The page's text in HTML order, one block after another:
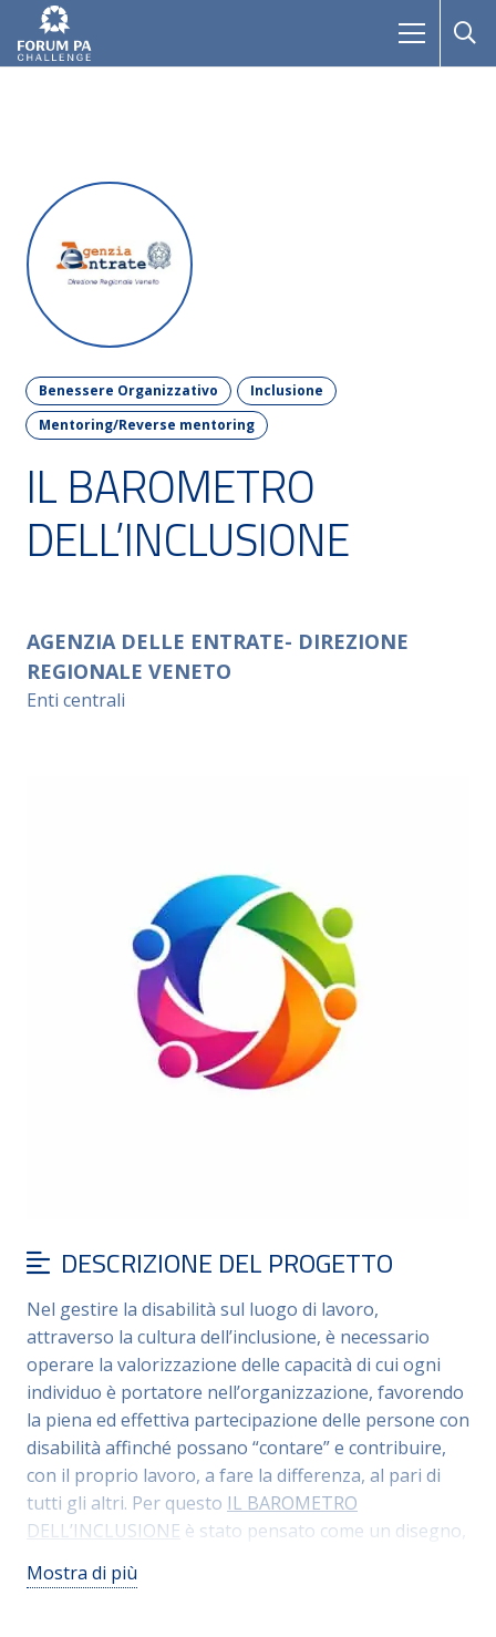
Benessere Organizzativo
Inclusione
Mentoring/Reverse mentoring
IL BAROMETRO
DELL’INCLUSIONE
AGENZIA DELLE ENTRATE- DIREZIONE
REGIONALE VENETO
Enti centrali
DESCRIZIONE DEL PROGETTO
Nel gestire la disabilità sul luogo di lavoro,
attraverso la cultura dell’inclusione, è necessario
operare la valorizzazione delle capacità di cui ogni
individuo è portatore nell’organizzazione, favorendo
la piena ed effettiva partecipazione delle persone con
disabilità affinché possano “contare” e contribuire,
con il proprio lavoro, a fare la differenza, al pari di
tutti gli altri. Per questo IL BAROMETRO
DELL’INCLUSIONE è stato pensato come un disegno,
dell’Assunzione “PERIODO DI PROVA:120 GIORNI A
Mostra di più